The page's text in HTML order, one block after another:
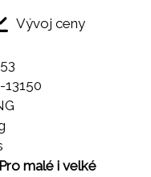
Vývoj ceny
13150
Pro malé i velké